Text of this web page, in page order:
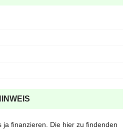
ja finanzieren. Die hier zu findenden